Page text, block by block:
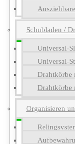
Schubladen /
Universal-
Universal-
Drahtkörbe
Drahtkörbe
Organisieren